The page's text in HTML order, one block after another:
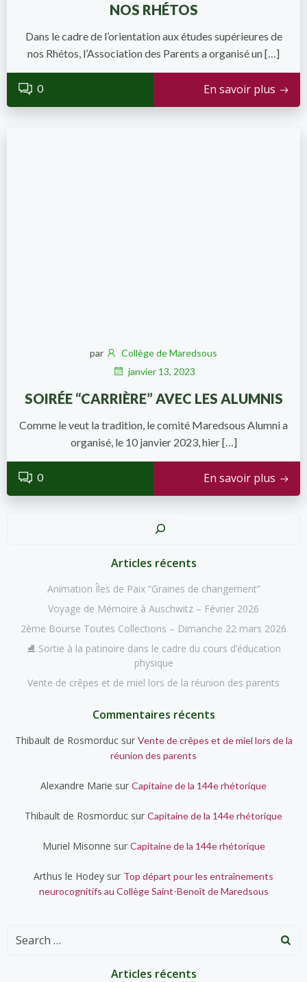
NOS RHÉTOS
Dans le cadre de l’orientation aux études supérieures de
nos Rhétos, l’Association des Parents a organisé un […]
0 En savoir plus
par
Collège de Maredsous
janvier 13, 2023
SOIRÉE “CARRIÈRE” AVEC LES ALUMNIS
Comme le veut la tradition, le comité Maredsous Alumni a
organisé, le 10 janvier 2023, hier […]
0 En savoir plus
Articles récents
Animation Îles de Paix “Graines de changement”
Voyage de Mémoire à Auschwitz – Février 2026
2ème Bourse Toutes Collections – Dimanche 22 mars 2026
⛸️ Sortie à la patinoire dans le cadre du cours d’éducation
physique
Vente de crêpes et de miel lors de la réunion des parents
Commentaires récents
Thibault de Rosmorducsur Vente de crêpes et de miel lors de la
réunion des parents
Alexandre Marie sur Capitaine de la 144e rhétorique
Thibault de Rosmorduc sur Capitaine de la 144e rhétorique
Muriel Misonne sur Capitaine de la 144e rhétorique
Arthus le Hodey sur Top départ pour les entraînements
neurocognitifs au Collège Saint-Benoît de Maredsous
Search
Articles récents